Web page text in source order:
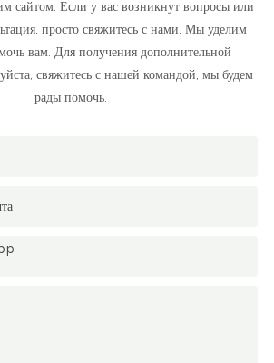
сайтом. Если у вас возникнут вопросы или
просто свяжитесь с нами. Мы уделим
вам. Для получения дополнительной
свяжитесь с нашей командой, мы будем
рады помочь.